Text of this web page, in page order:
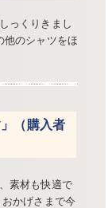
っくりきまし
他のシャツをほ
（購入者
素材も快適で
かげさまで今